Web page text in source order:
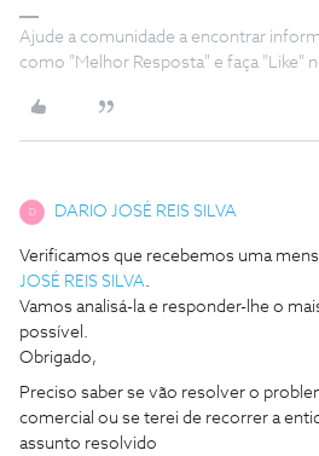
Ajude a comunidade a encontrar
como "Melhor Resposta" e faça "Like"
D DARIO JOSÉ REIS SILVA
Verificamos que recebemos uma
JOSÉ REIS SILVA.
Vamos analisá-la e responder-lhe o
possível.
Obrigado,
Preciso saber se vão resolver o
comercial ou se terei de recorrer a
assunto resolvido